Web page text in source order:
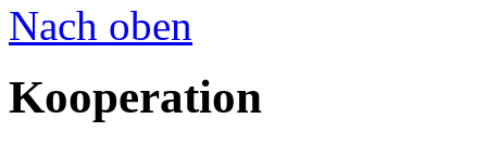
Nach oben
Kooperation